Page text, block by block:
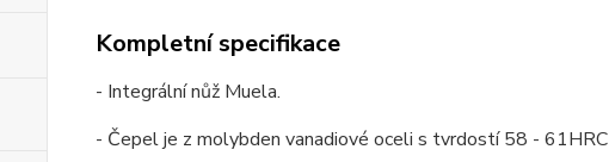
Kompletní specifikace
- Integrální nůž Muela.
- Čepel je z molybden vanadiové oceli s tvrdostí 58 - 61HRC